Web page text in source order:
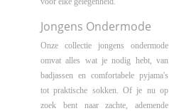
Jongens Ondermode
Onze collectie jongens ondermode
omvat alles wat je nodig hebt, van
badjassen en comfortabele pyjama's
tot praktische sokken. Of je nu op
zoek bent naar zachte, ademende